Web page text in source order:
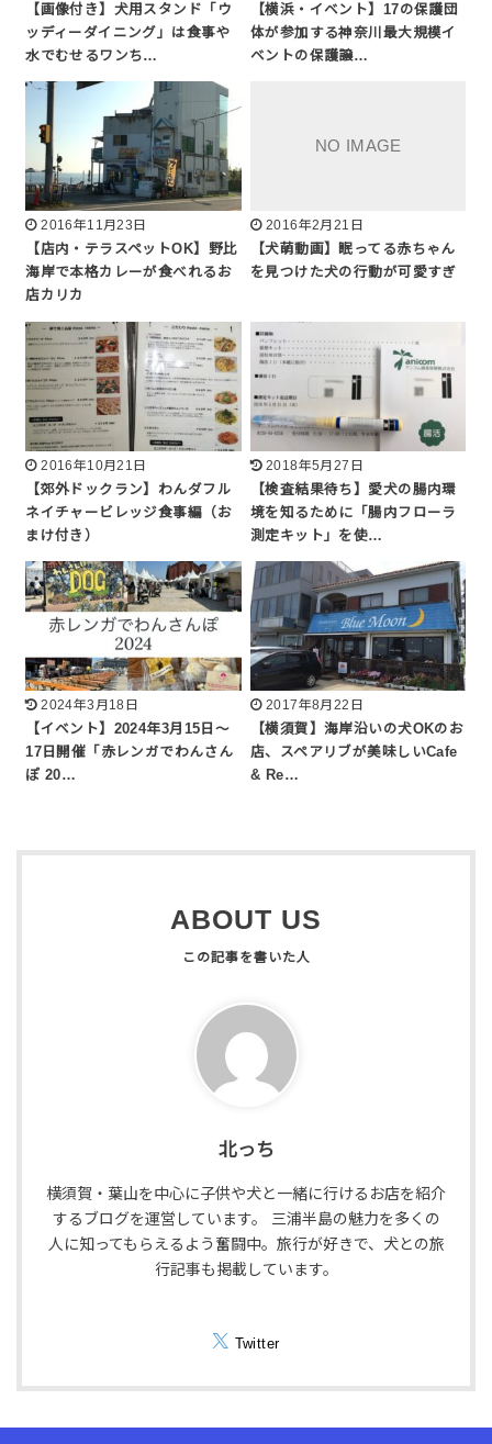
【画像付き】犬用スタンド「ウ
ッディーダイニング」は食事や
水でむせるワンち…
【横浜・イベント】17の保護団
体が参加する神奈川最大規模イ
ベントの保護譲…
2016年11月23日
【店内・テラスペットOK】野比
海岸で本格カレーが食べれるお
店カリカ
2016年2月21日
【犬萌動画】眠ってる赤ちゃん
を見つけた犬の行動が可愛すぎ
2016年10月21日
【郊外ドックラン】わんダフル
ネイチャービレッジ食事編（お
まけ付き）
2018年5月27日
【検査結果待ち】愛犬の腸内環
境を知るために「腸内フローラ
測定キット」を使…
2024年3月18日
【イベント】2024年3月15日〜
17日開催「赤レンガでわんさん
ぽ 20…
2017年8月22日
【横須賀】海岸沿いの犬OKのお
店、スペアリブが美味しいCafe
& Re…
ABOUT US
北っち
横須賀・葉山を中心に子供や犬と一緒に行けるお店を紹介
するブログを運営しています。 三浦半島の魅力を多くの
人に知ってもらえるよう奮闘中。旅行が好きで、犬との旅
行記事も掲載しています。
Twitter